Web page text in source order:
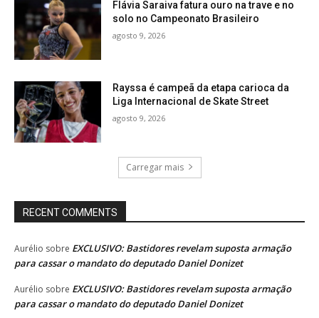
Flávia Saraiva fatura ouro na trave e no
solo no Campeonato Brasileiro
agosto 9, 2026
Rayssa é campeã da etapa carioca da
Liga Internacional de Skate Street
agosto 9, 2026
Carregar mais
RECENT COMMENTS
Aurélio sobre EXCLUSIVO: Bastidores revelam suposta armação
para cassar o mandato do deputado Daniel Donizet
Aurélio sobre EXCLUSIVO: Bastidores revelam suposta armação
para cassar o mandato do deputado Daniel Donizet